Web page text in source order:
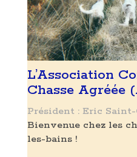
L’Association
Chasse Agréée
Président : Eric
Bienvenue chez les
les-bains !